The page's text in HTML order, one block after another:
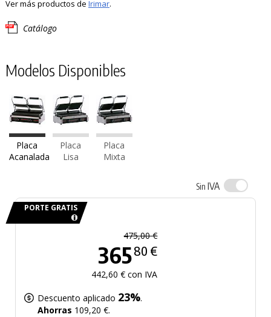
Ver más productos de Irimar.
Catálogo
Modelos Disponibles
Placa
Acanalada
Placa
Lisa
Placa
Mixta
Sin IVA
PORTE GRATIS
475,00 €
36580 €
442,60 € con IVA
Descuento aplicado 23%.
Ahorras 109,20 €.